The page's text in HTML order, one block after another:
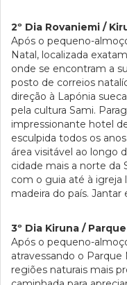
2º Dia Rovaniemi /
Após o pequeno-
Natal, localizada
onde se encontram a
posto de correios
direção à Lapónia
pela cultura Sami.
impressionante hotel
esculpida todos os
área visitável ao longo
cidade mais a norte da
com o guia até à igreja
madeira do país. Jantar
3º Dia Kiruna /
Após o pequeno-
atravessando o Parque
regiões naturais mais